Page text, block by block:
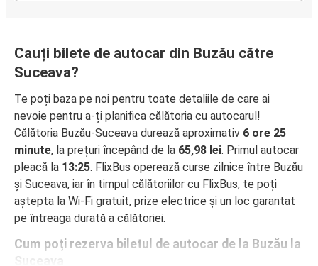
Cauți bilete de autocar din Buzău către
Suceava?
Te poți baza pe noi pentru toate detaliile de care ai
nevoie pentru a-ți planifica călătoria cu autocarul!
Călătoria Buzău-Suceava durează aproximativ 6 ore 25
minute, la prețuri începând de la 65,98 lei. Primul autocar
pleacă la 13:25. FlixBus operează curse zilnice între Buzău
și Suceava, iar în timpul călătoriilor cu FlixBus, te poți
aștepta la Wi-Fi gratuit, prize electrice și un loc garantat
pe întreaga durată a călătoriei.
Cum poți rezerva biletul de autocar de la Buzău la
Suceava